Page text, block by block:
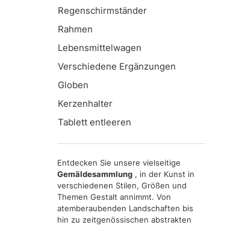
Regenschirmständer
Rahmen
Lebensmittelwagen
Verschiedene Ergänzungen
Globen
Kerzenhalter
Tablett entleeren
Entdecken Sie unsere vielseitige
Gemäldesammlung , in der Kunst in
verschiedenen Stilen, Größen und
Themen Gestalt annimmt. Von
atemberaubenden Landschaften bis
hin zu zeitgenössischen abstrakten